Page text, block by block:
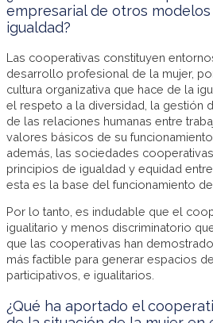
empresarial de otros
igualdad?
Las cooperativas constituyen
desarrollo profesional de la mujer,
cultura organizativa que hace de la
el respeto a la diversidad, la gestión
de las relaciones humanas entre
valores básicos de su
además, las sociedades
principios de igualdad y equidad
esta es la base del funcionamiento
Por lo tanto, es indudable que el
igualitario y menos discriminatorio
que las cooperativas han
más factible para generar espacios
participativos, e igualitarios.
¿Qué ha aportado el